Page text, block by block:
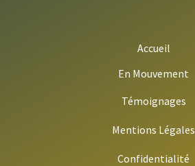
Accueil
En Mouvement
Témoignages
Mentions Légales
Confidentialité